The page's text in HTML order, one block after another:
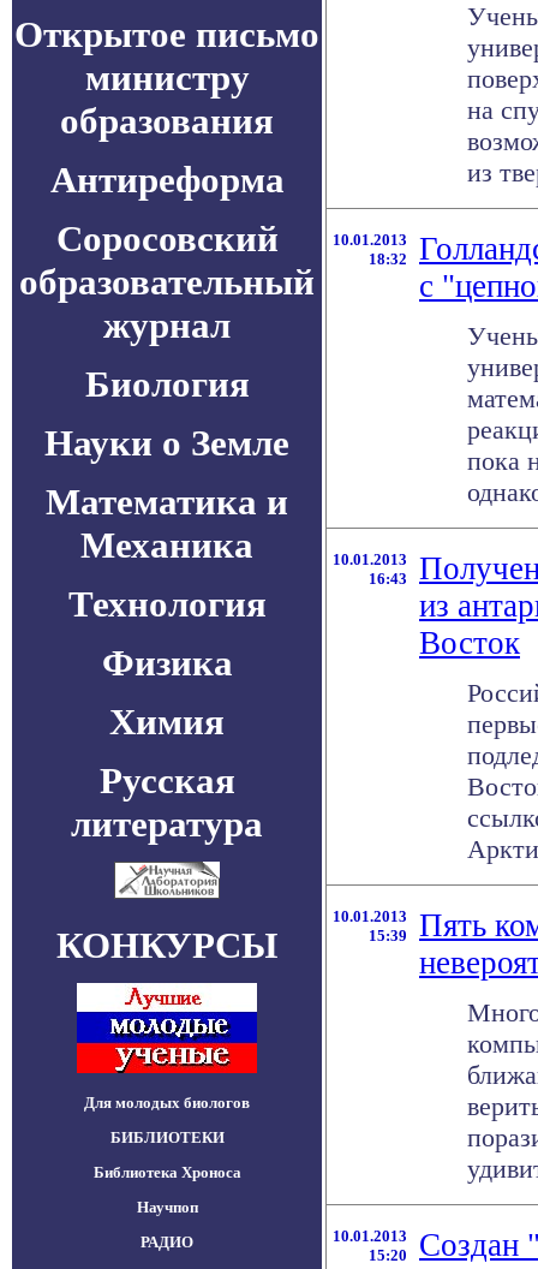
Открытое письмо
министру
образования
Антиреформа
Соросовский
образовательный
журнал
Биология
Науки о Земле
Математика и
Механика
Технология
Физика
Химия
Русская
литература
КОНКУРСЫ
Для молодых биологов
БИБЛИОТЕКИ
Библиотека Хроноса
Научпоп
РАДИО
на
из
10.01.2013
18:32
с
пока
10.01.2013
16:43
из
Восток
10.01.2013
15:39
Пять
10.01.2013
15:20
Создан